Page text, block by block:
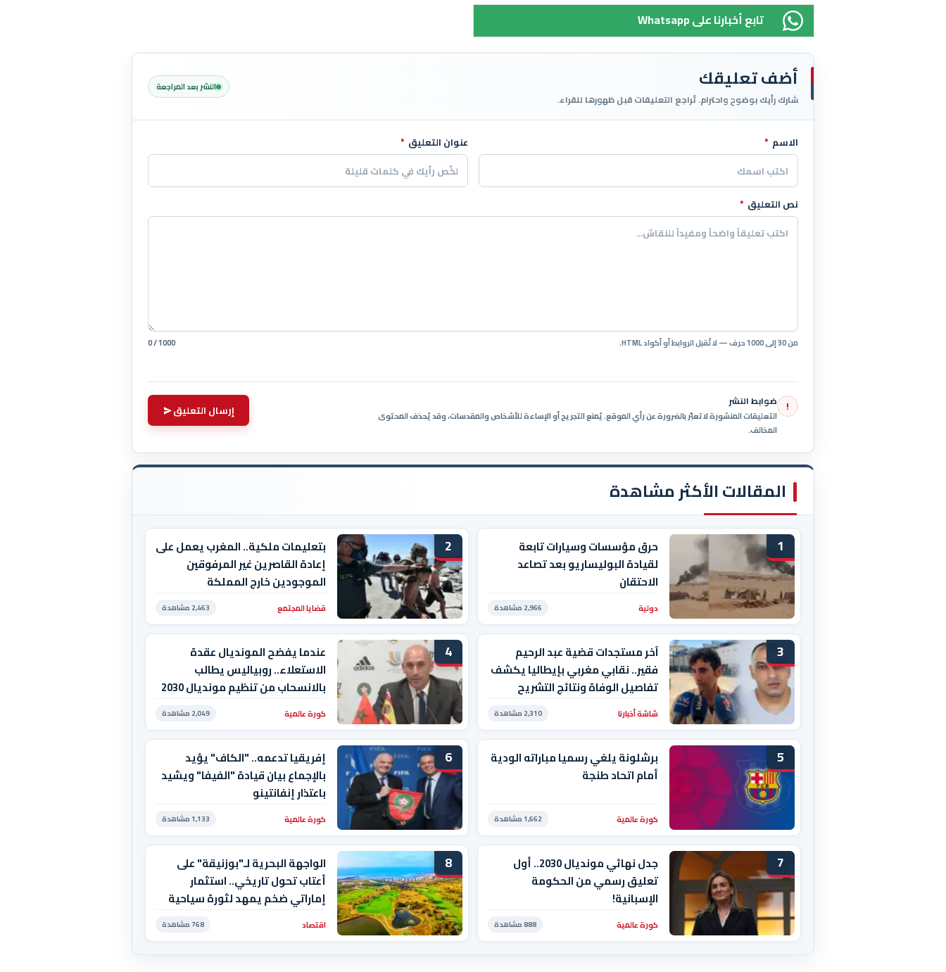
Whatsapp تابع أخبارنا على
أضف تعليقك
شارك رأيك بوضوح واحترام. تُراجع التعليقات قبل ظهورها للقراء.
النشر بعد المراجعة
اترك هذا الحقل فارغاً
الاسم * عنوان التعليق *
نص التعليق *
من 30 إلى 1000 حرف — لا تُقبل الروابط أو أكواد HTML. 0 / 1000
! ضوابط النشر
التعليقات المنشورة لا تعبّر بالضرورة عن رأي الموقع. يُمنع التجريح أو الإساءة للأشخاص والمقدسات، وقد يُحذف المحتوى
المخالف.
إرسال التعليق
المقالات الأكثر مشاهدة
1
حرق مؤسسات وسيارات تابعة
لقيادة البوليساريو بعد تصاعد
الاحتقان
دولية 2,966 مشاهدة
2
بتعليمات ملكية.. المغرب يعمل على
إعادة القاصرين غير المرفوقين
الموجودين خارج المملكة
قضايا المجتمع 2,463 مشاهدة
3
آخر مستجدات قضية عبد الرحيم
فقير.. نقابي مغربي بإيطاليا يكشف
تفاصيل الوفاة ونتائج التشريح
شاشة أخبارنا 2,310 مشاهدة
4
عندما يفضح المونديال عقدة
الاستعلاء.. روبياليس يطالب
بالانسحاب من تنظيم مونديال 2030
النهائية!
كورة عالمية 2,049 مشاهدة
5
برشلونة يلغي رسميا مباراته الودية
أمام اتحاد طنجة
كورة عالمية 1,662 مشاهدة
6
إفريقيا تدعمه.. "الكاف" يؤيد
بالإجماع بيان قيادة "الفيفا" ويشيد
باعتذار إنفانتينو
كورة عالمية 1,133 مشاهدة
7
جدل نهائي مونديال 2030.. أول
تعليق رسمي من الحكومة
الإسبانية!
كورة عالمية 888 مشاهدة
8
الواجهة البحرية لـ"بوزنيقة" على
أعتاب تحول تاريخي.. استثمار
إماراتي ضخم يمهد لثورة سياحية
اقتصاد 768 مشاهدة